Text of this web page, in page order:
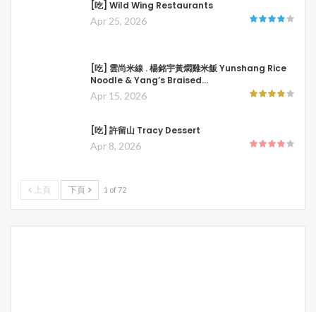
[吃] Wild Wing Restaurants
Apr 25, 2026
[吃] 雲尚米線 . 楊銘宇黃燜雞米飯 Yunshang Rice
Noodle & Yang’s Braised…
Apr 15, 2026
[吃] 許留山 Tracy Dessert
Apr 8, 2026
上頁 下頁 1 of 72